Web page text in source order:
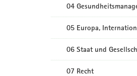
04
05 Europa,
06 Staat und
07 Recht